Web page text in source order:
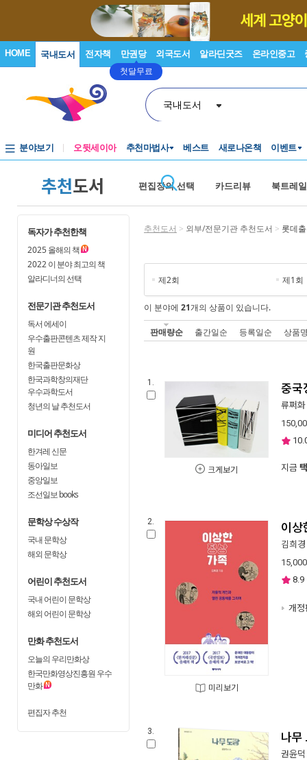
HOME 국내도서 전자책 만권당
첫달무료
외국도서 알라딘굿즈 온라인중고
국내도서
분야보기 오뒷세이아 추천마법사 베스트 새로나온책 이벤트
추천도서 편집장의 선택 카드리뷰 북트레
독자가 추천한책
2025올해의 책
2022이 분야 최고의 책
알라디너의 선택
전문기관 추천도서
독서 에세이
우수출판콘텐츠 제작 지
원
한국출판문화상
한국과학창의재단
우수과학도서
청년의 날 추천도서
미디어 추천도서
한겨레 신문
동아일보
중앙일보
조선일보 books
문학상 수상작
국내 문학상
해외 문학상
어린이 추천도서
국내 어린이 문학상
해외 어린이 문학상
만화 추천도서
오늘의 우리만화상
한국만화영상진흥원 우수
만화
편집자 추천
추천도서 > 외부/전문기관 추천도서 > 롯데
제2회 제1회
이 분야에 21개의 상품이 있습니다.
판매량순 출간일순 등록일순 상품
1.
크게보기
중국
류쩌화
지금
2.
미리보기
이상
김희경
15,000
8.9
개정
3. 나무
권윤덕